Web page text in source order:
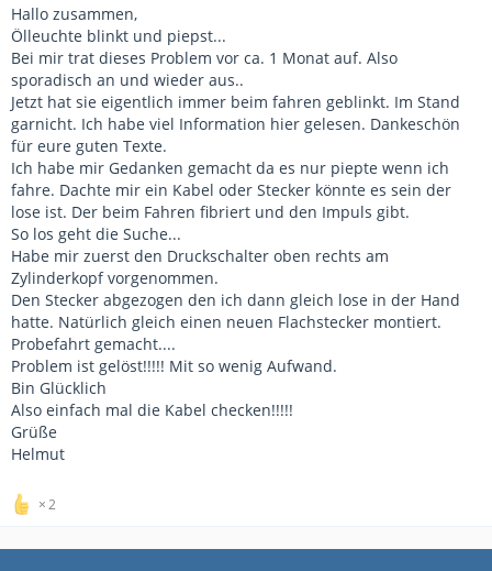
Hallo zusammen,
Ölleuchte blinkt und piepst...
Bei mir trat dieses Problem vor ca. 1 Monat auf. Also
sporadisch an und wieder aus..
Jetzt hat sie eigentlich immer beim fahren geblinkt. Im Stand
garnicht. Ich habe viel Information hier gelesen. Dankeschön
für eure guten Texte.
Ich habe mir Gedanken gemacht da es nur piepte wenn ich
fahre. Dachte mir ein Kabel oder Stecker könnte es sein der
lose ist. Der beim Fahren fibriert und den Impuls gibt.
So los geht die Suche...
Habe mir zuerst den Druckschalter oben rechts am
Zylinderkopf vorgenommen.
Den Stecker abgezogen den ich dann gleich lose in der Hand
hatte. Natürlich gleich einen neuen Flachstecker montiert.
Probefahrt gemacht....
Problem ist gelöst!!!!! Mit so wenig Aufwand.
Bin Glücklich
Also einfach mal die Kabel checken!!!!!
Grüße
Helmut
2